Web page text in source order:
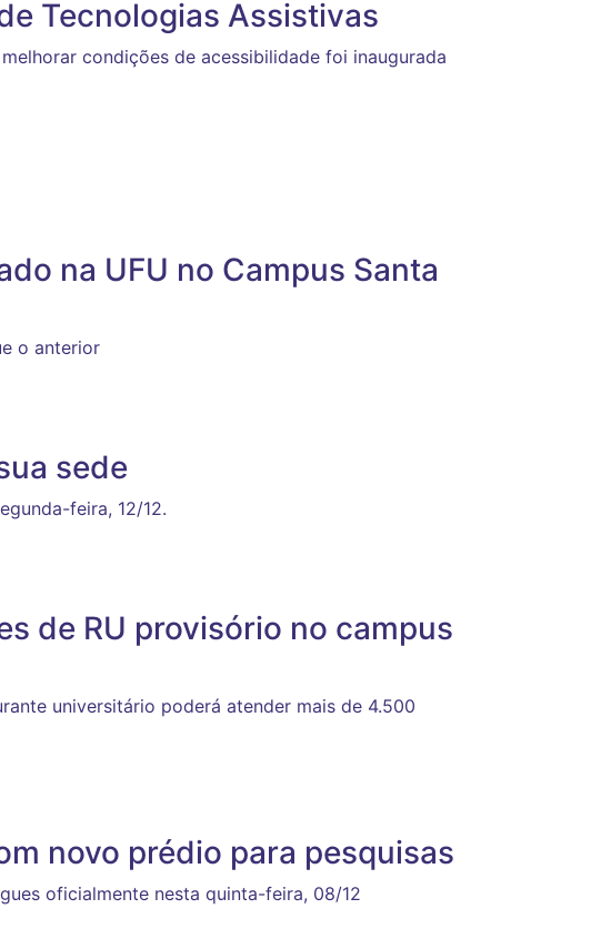
Tecnologias Assistivas
condições de acessibilidade foi inaugurada
na UFU no Campus Santa
o anterior
sede
feira, 12/12.
de RU provisório no campus
universitário poderá atender mais de 4.500
novo prédio para pesquisas
oficialmente nesta quinta-feira, 08/12